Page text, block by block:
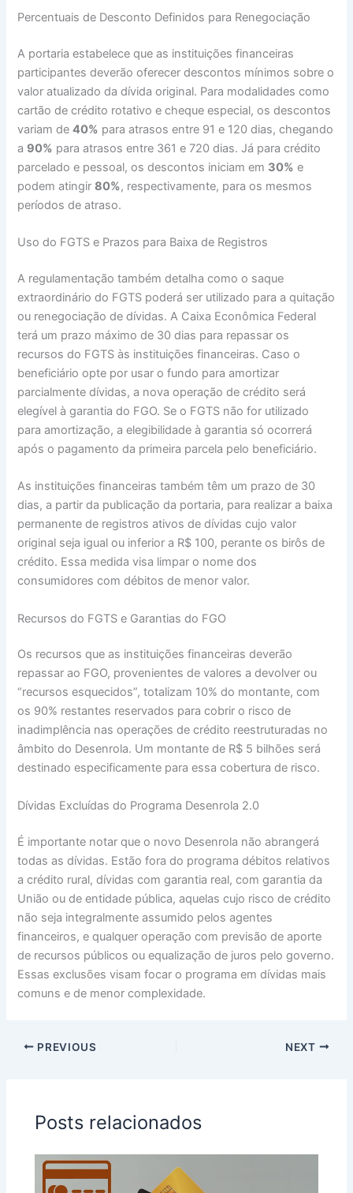
Percentuais de Desconto Definidos para Renegociação
A portaria estabelece que as instituições financeiras
participantes deverão oferecer descontos mínimos sobre o
valor atualizado da dívida original. Para modalidades como
cartão de crédito rotativo e cheque especial, os descontos
variam de40% para atrasos entre 91 e 120 dias, chegando
a 90% para atrasos entre 361 e 720 dias. Já para crédito
parcelado e pessoal, os descontos iniciam em 30% e
podem atingir80%, respectivamente, para os mesmos
períodos de atraso.
Uso do FGTS e Prazos para Baixa de Registros
A regulamentação também detalha como o saque
extraordinário do FGTS poderá ser utilizado para a quitação
ou renegociação de dívidas. A Caixa Econômica Federal
terá um prazo máximo de 30 dias para repassar os
recursos do FGTS às instituições financeiras. Caso o
beneficiário opte por usar o fundo para amortizar
parcialmente dívidas, a nova operação de crédito será
elegível à garantia do FGO. Se o FGTS não for utilizado
para amortização, a elegibilidade à garantia só ocorrerá
após o pagamento da primeira parcela pelo beneficiário.
As instituições financeiras também têm um prazo de 30
dias, a partir da publicação da portaria, para realizar a baixa
permanente de registros ativos de dívidas cujo valor
original seja igual ou inferior a R$ 100, perante os birôs de
crédito. Essa medida visa limpar o nome dos
consumidores com débitos de menor valor.
Recursos do FGTS e Garantias do FGO
Os recursos que as instituições financeiras deverão
repassar ao FGO, provenientes de valores a devolver ou
“recursos esquecidos”, totalizam 10% do montante, com
os 90% restantes reservados para cobrir o risco de
inadimplência nas operações de crédito reestruturadas no
âmbito do Desenrola. Um montante de R$ 5 bilhões será
destinado especificamente para essa cobertura de risco.
Dívidas Excluídas do Programa Desenrola 2.0
É importante notar que o novo Desenrola não abrangerá
todas as dívidas. Estão fora do programa débitos relativos
a crédito rural, dívidas com garantia real, com garantia da
União ou de entidade pública, aquelas cujo risco de crédito
não seja integralmente assumido pelos agentes
financeiros, e qualquer operação com previsão de aporte
de recursos públicos ou equalização de juros pelo governo.
Essas exclusões visam focar o programa em dívidas mais
comuns e de menor complexidade.
PREVIOUS NEXT
Posts relacionados